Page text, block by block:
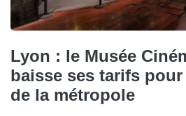
Lyon : le Musée
baisse ses tarifs
de la métropole